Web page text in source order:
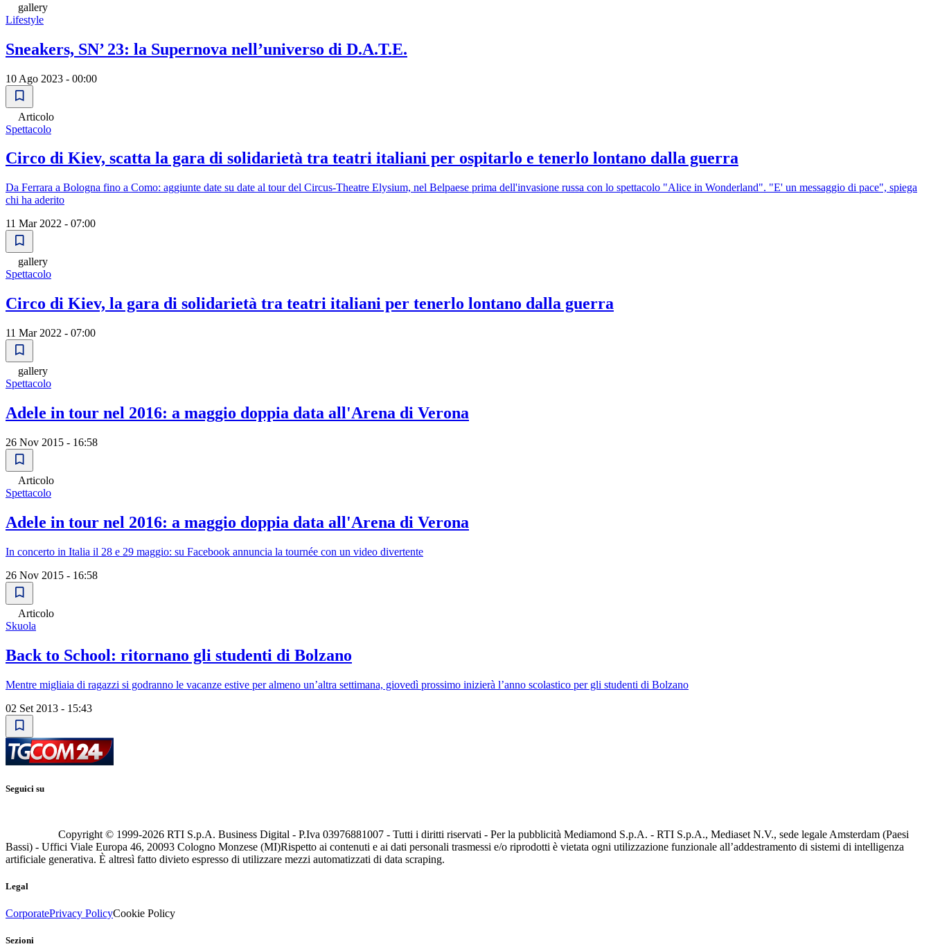
gallery
Lifestyle
Sneakers, SN’ 23: la Supernova nell’universo di D.A.T.E.
10 Ago 2023 - 00:00
Articolo
Spettacolo
Circo di Kiev, scatta la gara di solidarietà tra teatri italiani per ospitarlo e tenerlo lontano dalla guerra
Da Ferrara a Bologna fino a Como: aggiunte date su date al tour del Circus-Theatre Elysium, nel Belpaese prima dell'invasione russa con lo spettacolo "Alice in Wonderland". "E' un messaggio di pace", spiega
chi ha aderito
11 Mar 2022 - 07:00
gallery
Spettacolo
Circo di Kiev, la gara di solidarietà tra teatri italiani per tenerlo lontano dalla guerra
11 Mar 2022 - 07:00
gallery
Spettacolo
Adele in tour nel 2016: a maggio doppia data all'Arena di Verona
26 Nov 2015 - 16:58
Articolo
Spettacolo
Adele in tour nel 2016: a maggio doppia data all'Arena di Verona
In concerto in Italia il 28 e 29 maggio: su Facebook annuncia la tournée con un video divertente
26 Nov 2015 - 16:58
Articolo
Skuola
Back to School: ritornano gli studenti di Bolzano
Mentre migliaia di ragazzi si godranno le vacanze estive per almeno un’altra settimana, giovedì prossimo inizierà l’anno scolastico per gli studenti di Bolzano
02 Set 2013 - 15:43
Seguici su
Copyright © 1999-2026 RTI S.p.A. Business Digital - P.Iva 03976881007 - Tutti i diritti riservati - Per la pubblicità Mediamond S.p.A. - RTI S.p.A., Mediaset N.V., sede legale Amsterdam (Paesi
Bassi) - Uffici Viale Europa 46, 20093 Cologno Monzese (MI)Rispetto ai contenuti e ai dati personali trasmessi e/o riprodotti è vietata ogni utilizzazione funzionale all’addestramento di sistemi di intelligenza
artificiale generativa. È altresì fatto divieto espresso di utilizzare mezzi automatizzati di data scraping.
Legal
CorporatePrivacy PolicyCookie Policy
Sezioni